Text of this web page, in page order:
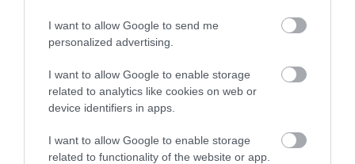
I want to allow Google to send me
personalized advertising.
I want to allow Google to enable storage
related to analytics like cookies on web or
device identifiers in apps.
I want to allow Google to enable storage
related to functionality of the website or app.
A kettesfogathajtók ismételten világbajnokságot
nyertek csapatban és egyéniben is, de a
lovastornászaink sem vallottak szégyent az elmúlt
időszakban. És akkor arról nem is beszéltünk, hogy a
magyar lovasíjászat a világ legjobbjai közé tartozik.
Lovastorna világbajnokságot rendezett a magyar
lovassport szövetség a Nemzeti Lovardában, tehát